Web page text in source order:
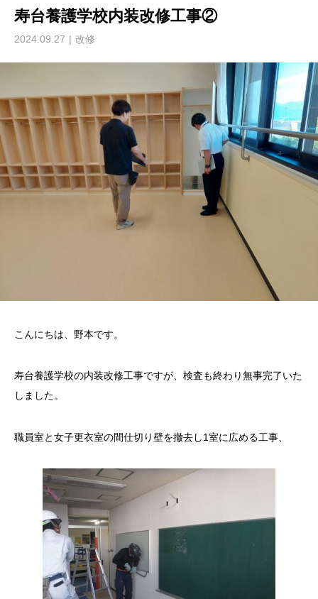
寿台養護学校内装改修工事②
2024.09.27 改修
こんにちは、野本です。
寿台養護学校の内装改修工事ですが、検査も終わり無事完了いた
しました。
職員室と女子更衣室の間仕切り壁を撤去し1室に広める工事、